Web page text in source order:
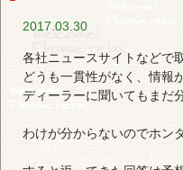
2017.03.30
各社ニュースサイトなどで
どうも一貫性がなく、情報
ディーラーに聞いてもまだ
わけが分からないのでホン